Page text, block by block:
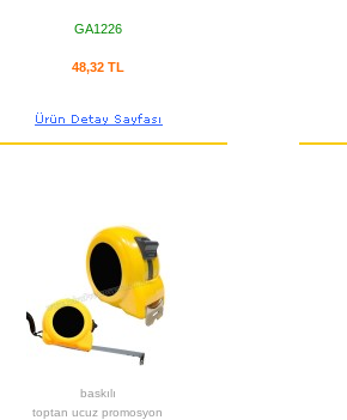
GA1226
48,32 TL
baskılı
toptan ucuz promosyon